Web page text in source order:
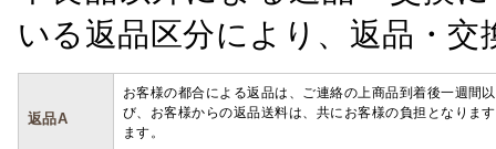
いる返品区分により、返品・
返品A
お客様の都合による返品は、ご連絡の上商品到着後一週間
び、お客様からの返品送料は、共にお客様の負担となりま
ます。